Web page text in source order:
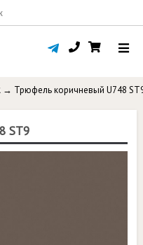
→ Трюфель коричневый U748
ST9